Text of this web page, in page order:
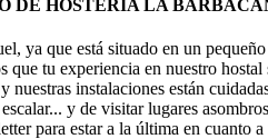
DE HOSTERÍA LA
ya que está situado en un
tu experiencia en nuestro
nuestras instalaciones están
y de visitar lugares
para estar a la última en cuanto